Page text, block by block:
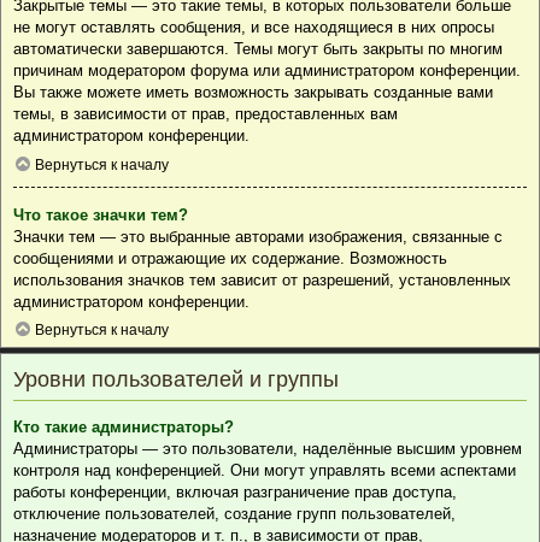
Закрытые темы — это такие темы, в которых пользователи больше
не могут оставлять сообщения, и все находящиеся в них опросы
автоматически завершаются. Темы могут быть закрыты по многим
причинам модератором форума или администратором конференции.
Вы также можете иметь возможность закрывать созданные вами
темы, в зависимости от прав, предоставленных вам
администратором конференции.
Вернуться к началу
Что такое значки тем?
Значки тем — это выбранные авторами изображения, связанные с
сообщениями и отражающие их содержание. Возможность
использования значков тем зависит от разрешений, установленных
администратором конференции.
Вернуться к началу
Уровни пользователей и группы
Кто такие администраторы?
Администраторы — это пользователи, наделённые высшим уровнем
контроля над конференцией. Они могут управлять всеми аспектами
работы конференции, включая разграничение прав доступа,
отключение пользователей, создание групп пользователей,
назначение модераторов и т. п., в зависимости от прав,